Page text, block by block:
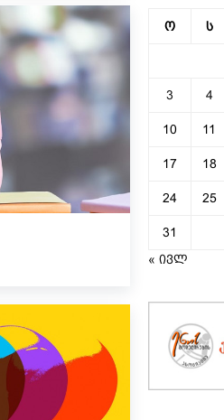
ო ს
3 4
10 11
17 18
24 25
31
« ივლ